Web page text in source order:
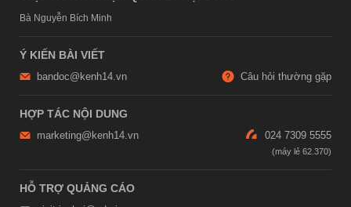
Bà Nguyễn Bích Minh
Ý KIẾN BÀI VIẾT
bandoc@kenh14.vn Câu hỏi thường gặp
HỢP TÁC NỘI DUNG
marketing@kenh14.vn 024 7309 5555
HỖ TRỢ QUẢNG CÁO